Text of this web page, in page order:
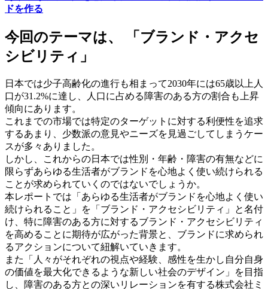
ドを作る
今回のテーマは、 「ブランド・アクセ
シビリティ」
日本では少子高齢化の進行も相まって2030年には65歳以上人
口が31.2%に達し、人口に占める障害のある方の割合も上昇
傾向にあります。
これまでの市場では特定のターゲットに対する利便性を追求
するあまり、少数派の意見やニーズを見過ごしてしまうケー
スが多々ありました。
しかし、これからの日本では性別・年齢・障害の有無などに
限らずあらゆる生活者がブランドを心地よく使い続けられる
ことが求められていくのではないでしょうか。
本レポートでは「あらゆる生活者がブランドを心地よく使い
続けられること」を「ブランド・アクセシビリティ」と名付
け、特に障害のある方に対するブランド・アクセシビリティ
を高めることに期待が広がった背景と、ブランドに求められ
るアクションについて紐解いていきます。
また「人々がそれぞれの視点や経験、感性を生かし自分自身
の価値を最大化できるような新しい社会のデザイン」を目指
し、障害のある方との深いリレーションを有する株式会社ミ